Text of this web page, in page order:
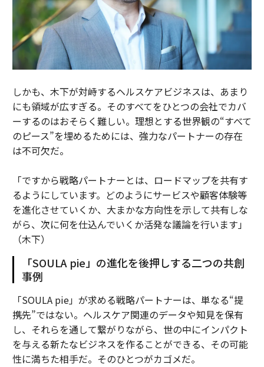
しかも、木下が対峙するヘルスケアビジネスは、あまり
にも領域が広すぎる。そのすべてをひとつの会社でカバ
ーするのはおそらく難しい。理想とする世界観の“すべて
のピース”を埋めるためには、強力なパートナーの存在
は不可欠だ。
「ですから戦略パートナーとは、ロードマップを共有す
るようにしています。どのようにサービスや顧客体験等
を進化させていくか、大まかな方向性を示して共有しな
がら、次に何を仕込んでいくか活発な議論を行います」
（木下）
「SOULA pie」の進化を後押しする二つの共創
事例
「SOULA pie」が求める戦略パートナーは、単なる“提
携先”ではない。ヘルスケア関連のデータや知見を保有
し、それらを通して繋がりながら、世の中にインパクト
を与える新たなビジネスを作ることができる、その可能
性に満ちた相手だ。そのひとつがカゴメだ。